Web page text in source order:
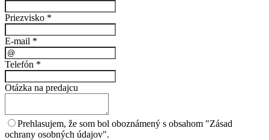
Priezvisko *
E-mail *
Telefón *
Otázka na predajcu
Prehlasujem, že som bol oboznámený s obsahom "Zásad
ochrany osobných údajov".